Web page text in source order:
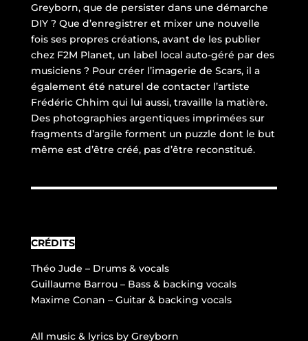
Greyborn, que de persister dans une démarche
DIY ? Que d’enregistrer et mixer une nouvelle
fois ses propres créations, avant de les publier
chez F2M Planet, un label local auto-géré par des
musiciens ? Pour créer l’imagerie de Scars, il a
également été naturel de contacter l’artiste
Frédéric Chhim qui lui aussi, travaille la matière.
Des photographies argentiques imprimées sur
fragments d’argile forment un puzzle dont le but
même est d’être créé, pas d’être reconstitué.
CRÉDITS
Théo Jude – Drums & vocals
Guillaume Barrou – Bass & backing vocals
Maxime Conan – Guitar & backing vocals
All music & lyrics by Greyborn